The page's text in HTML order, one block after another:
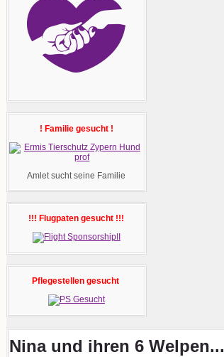
! Familie gesucht !
Amlet sucht seine Familie
!!! Flugpaten gesucht !!!
Pflegestellen gesucht
Nina und ihren 6 Welpen...